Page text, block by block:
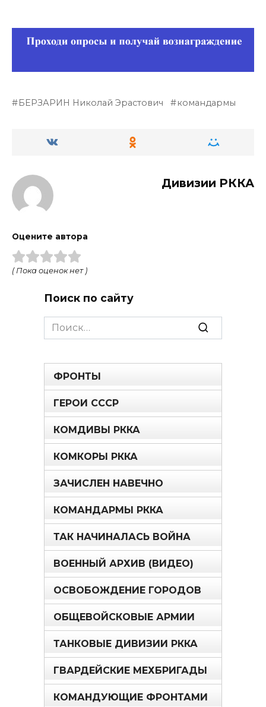
БЕРЗАРИН Николай Эрастович командармы
Дивизии РККА
Оцените автора
( Пока оценок нет )
Поиск по сайту
Search
for:
ФРОНТЫ
ГЕРОИ СССР
КОМДИВЫ РККА
КОМКОРЫ РККА
ЗАЧИСЛЕН НАВЕЧНО
КОМАНДАРМЫ РККА
ТАК НАЧИНАЛАСЬ ВОЙНА
ВОЕННЫЙ АРХИВ (ВИДЕО)
ОСВОБОЖДЕНИЕ ГОРОДОВ
ОБЩЕВОЙСКОВЫЕ АРМИИ
ТАНКОВЫЕ ДИВИЗИИ РККА
ГВАРДЕЙСКИЕ МЕХБРИГАДЫ
КОМАНДУЮЩИЕ ФРОНТАМИ